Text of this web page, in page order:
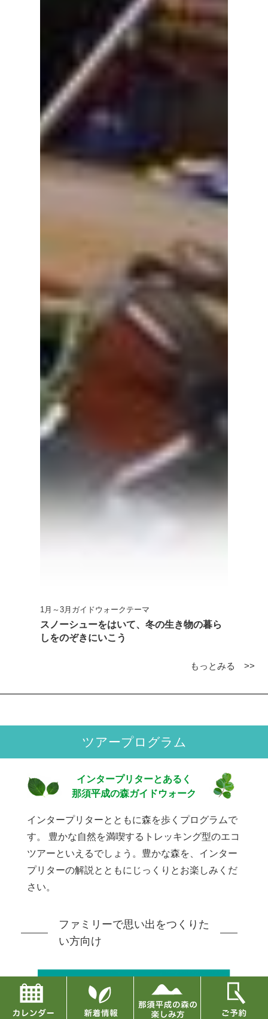
1月～3月ガイドウォークテーマ
スノーシューをはいて、冬の生き物の暮ら
しをのぞきにいこう
もっとみる >>
ツアープログラム
インタープリターとあるく
那須平成の森ガイドウォーク
インタープリターとともに森を歩くプログラムで
す。
豊かな自然を満喫するトレッキング型のエコ
ツアーといえるでしょう。豊かな森を、インター
プリターの解説とともにじっくりとお楽しみくだ
さい。
ファミリーで思い出をつくりた
い方向け